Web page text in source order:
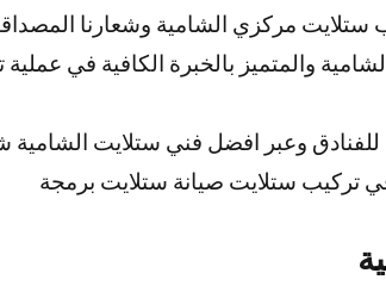
مركزي الشامية وشعارنا
والمتميز بالخبرة الكافية في
وعبر افضل فني ستلايت
تركيب ستلايت صيانة ستلايت برمجة